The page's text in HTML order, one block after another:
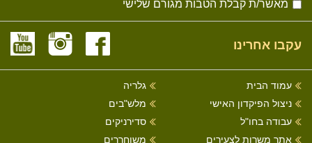
מאשר/ת קבלת הטבות מגורם שלישי
עקבו אחרינו
עמוד הבית
ניצול הפיקדון האישי
עבודה בחו"ל
אתר משרות לצעירים
גלריה
מלש"בים
סדירניקים
משוחררים